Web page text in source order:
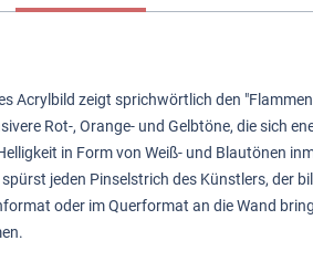
Acrylbild zeigt sprichwörtlich den
Rot-, Orange- und Gelbtöne, die sich
in Form von Weiß- und Blautönen
jeden Pinselstrich des Künstlers, der
oder im Querformat an die Wand